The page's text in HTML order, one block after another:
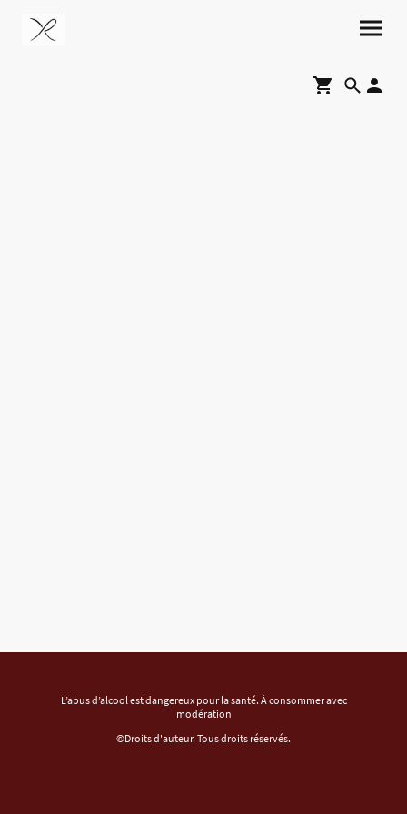
L’abus d’alcool est dangereux pour la santé. À consommer avec
modération
©Droits d'auteur. Tous droits réservés.